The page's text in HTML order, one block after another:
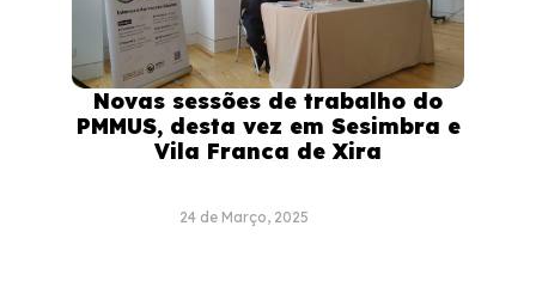
Novas sessões de trabalho do
PMMUS, desta vez em Sesimbra e
Vila Franca de Xira
24 de Março, 2025